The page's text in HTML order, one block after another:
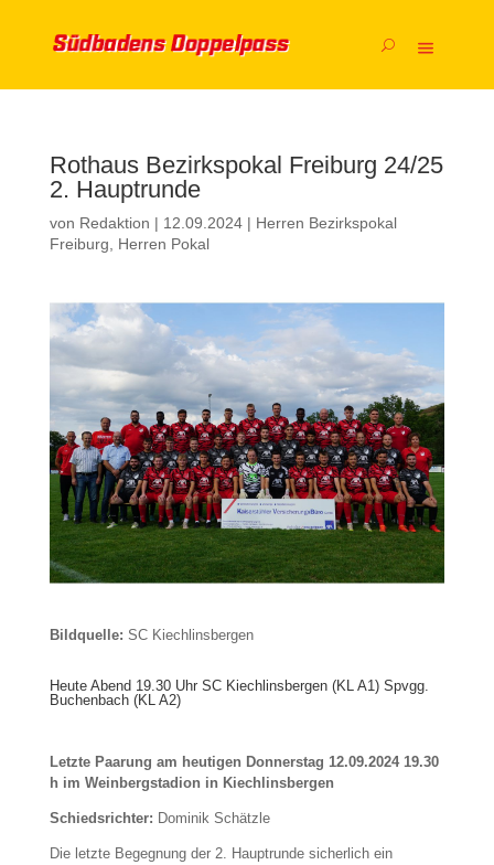
Rothaus Bezirkspokal Freiburg 24/25
2. Hauptrunde
von Redaktion | 12.09.2024| Herren Bezirkspokal
Freiburg
Herren Pokal
Bildquelle: SC Kiechlinsbergen
Heute Abend 19.30 Uhr SC Kiechlinsbergen (KL A1) Spvgg.
Buchenbach (KL A2)
Letzte Paarung am heutigen Donnerstag 12.09.2024 19.30
h im Weinbergstadion in Kiechlinsbergen
Schiedsrichter: Dominik Schätzle
Die letzte Begegnung der 2. Hauptrunde sicherlich ein